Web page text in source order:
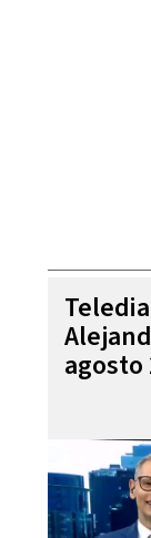
agosto